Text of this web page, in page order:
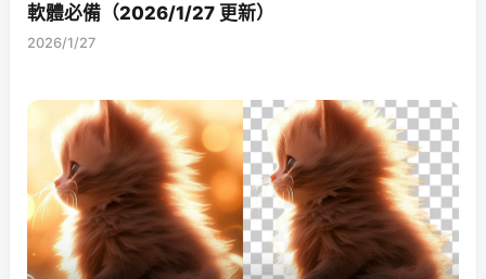
軟體必備（2026/1/27 更新）
2026/1/27